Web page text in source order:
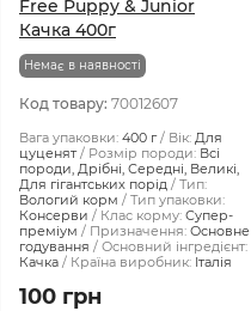
Free Puppy & Junior
Качка 400г
Немає в наявності
Код товару: 70012607
Вага упаковки: 400 г Вік: Для
цуценят
Розмір породи: Всі
породи, Дрібні, Середні, Великі,
Для гігантських порід
Тип:
Вологий корм
Тип упаковки:
Консерви
Клас корму: Супер-
преміум
Призначення: Основне
годування
Основний інгредієнт:
Качка
Країна виробник: Італія
100 грн